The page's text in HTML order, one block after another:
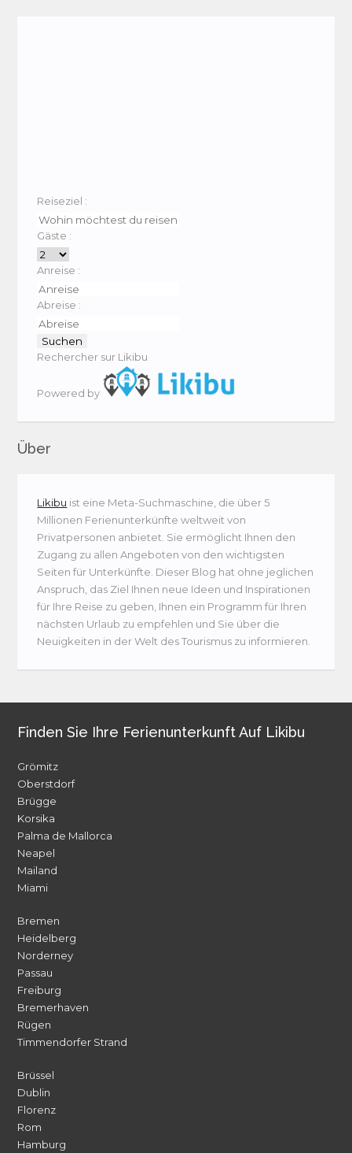
Reiseziel :
Gäste :
Anreise :
Abreise :
Rechercher sur Likibu
Powered by
Über
Likibu ist eine Meta-Suchmaschine, die über 5
Millionen Ferienunterkünfte weltweit von
Privatpersonen anbietet. Sie ermöglicht Ihnen den
Zugang zu allen Angeboten von den wichtigsten
Seiten für Unterkünfte. Dieser Blog hat ohne jeglichen
Anspruch, das Ziel Ihnen neue Ideen und Inspirationen
für Ihre Reise zu geben, Ihnen ein Programm für Ihren
nächsten Urlaub zu empfehlen und Sie über die
Neuigkeiten in der Welt des Tourismus zu informieren.
Finden Sie Ihre Ferienunterkunft Auf Likibu
Grömitz
Oberstdorf
Brügge
Korsika
Palma de Mallorca
Neapel
Mailand
Miami
Bremen
Heidelberg
Norderney
Passau
Freiburg
Bremerhaven
Rügen
Timmendorfer Strand
Brüssel
Dublin
Florenz
Rom
Hamburg